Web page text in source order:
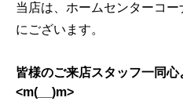
当店は、ホームセンターコ
にございます。
皆様のご来店スタッフ一同
<m(__)m>